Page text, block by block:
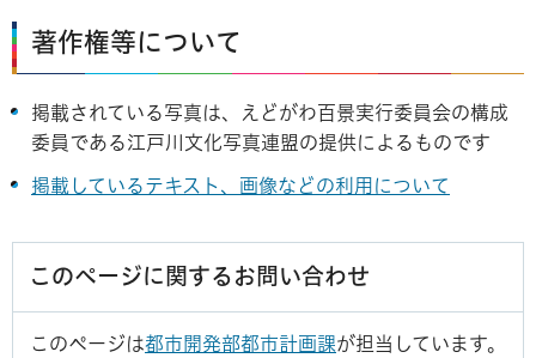
著作権等について
掲載されている写真は、えどがわ百景実行委員会の構成
委員である江戸川文化写真連盟の提供によるものです
掲載しているテキスト、画像などの利用について
このページに関するお問い合わせ
このページは都市開発部都市計画課が担当しています。